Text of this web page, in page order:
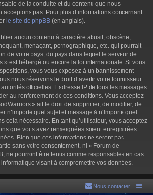
de la conduite et du contenu que nous
pas. Pour plus d’informations concernant
le site de phpBB (en anglais).
aucun contenu à caractère abusif, obscène,
menaçant, pornographique, etc. qui pourrait
de votre pays, du pays dans lequel le serveur de
» est hébergé ou encore la loi internationale. Si vous
vous vous exposez à un bannissement
nous réservons le droit d’avertir votre fournisseur
officielles. L’adresse IP de tous les messages
au renforcement de ces conditions. Vous acceptez
» ait le droit de supprimer, de modifier, de
n’importe quel sujet et message à n’importe quel
cela nécessaire. En tant qu’utilisateur, vous acceptez
que vous avez renseignées soient enregistrées
Bien que ces informations ne seront pas
sans votre consentement, ni « Forum de
ne pourront être tenus comme responsables en cas
visant à compromettre vos données.
Nous contacter